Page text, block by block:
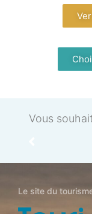
Vous
Le site du